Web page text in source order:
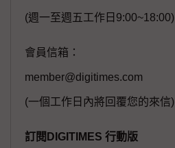
(週一至週五工作日9:00~18:00)
會員信箱：
member@digitimes.com
(一個工作日內將回覆您的來信)
訂閱DIGITIMES 行動版